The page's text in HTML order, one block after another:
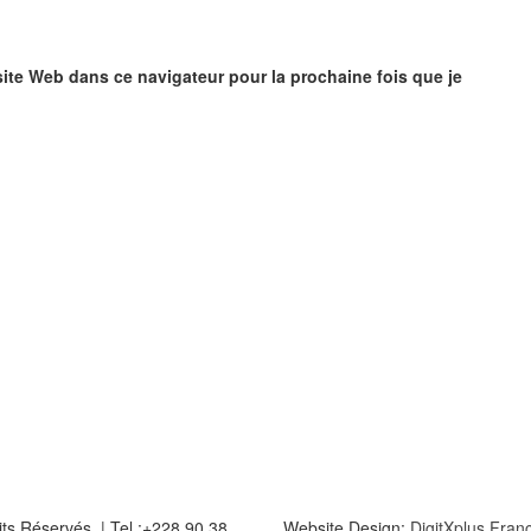
Web dans ce navigateur pour la prochaine fois que je